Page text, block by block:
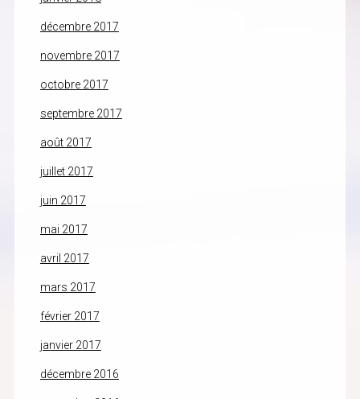
décembre 2017
novembre 2017
octobre 2017
septembre 2017
août 2017
juillet 2017
juin 2017
mai 2017
avril 2017
mars 2017
février 2017
janvier 2017
décembre 2016